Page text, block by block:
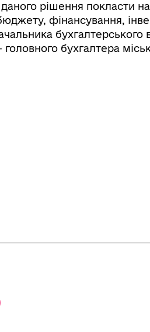
рішення покласти на
фінансування,
бухгалтерського
головного бухгалтера